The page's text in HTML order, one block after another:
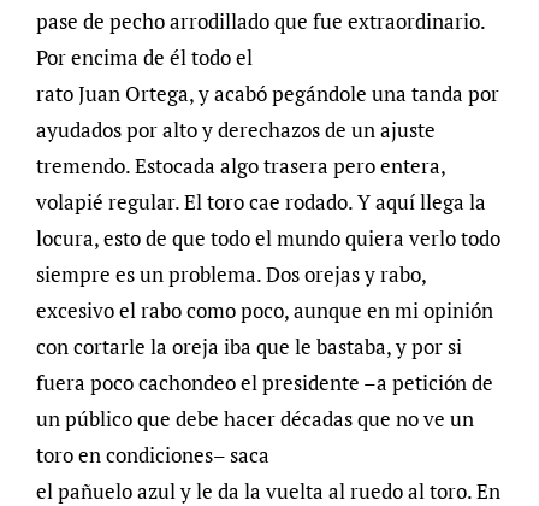
pase de pecho arrodillado que fue extraordinario.
Por encima de él todo el
rato Juan Ortega, y acabó pegándole una tanda por
ayudados por alto y derechazos de un ajuste
tremendo. Estocada algo trasera pero entera,
volapié regular. El toro cae rodado. Y aquí llega la
locura, esto de que todo el mundo quiera verlo todo
siempre es un problema. Dos orejas y rabo,
excesivo el rabo como poco, aunque en mi opinión
con cortarle la oreja iba que le bastaba, y por si
fuera poco cachondeo el presidente –a petición de
un público que debe hacer décadas que no ve un
toro en condiciones– saca
el pañuelo azul y le da la vuelta al ruedo al toro. En